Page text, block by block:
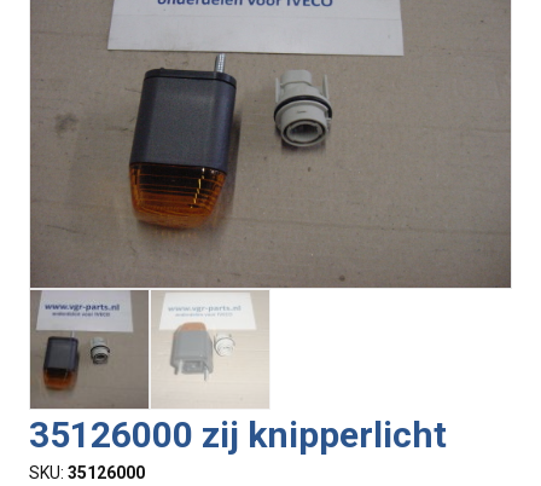
35126000 zij knipperlicht
SKU: 35126000